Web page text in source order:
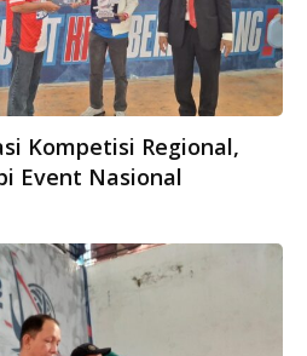
Kompetisi Regional,
Event Nasional